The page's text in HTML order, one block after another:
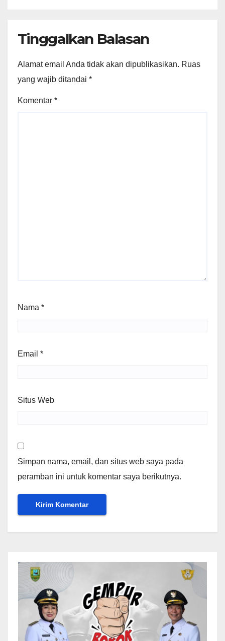
Tinggalkan Balasan
Alamat email Anda tidak akan dipublikasikan. Ruas
yang wajib ditandai *
Komentar *
Nama *
Email *
Situs Web
Simpan nama, email, dan situs web saya pada
peramban ini untuk komentar saya berikutnya.